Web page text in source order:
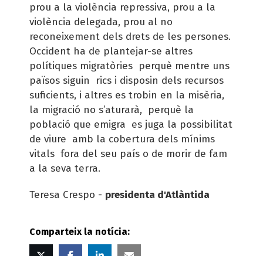
prou a la violència repressiva, prou a la
violència delegada, prou al no
reconeixement dels drets de les persones.
Occident ha de plantejar-se altres
polítiques migratòries perquè mentre uns
països siguin rics i disposin dels recursos
suficients, i altres es trobin en la misèria,
la migració no s’aturarà, perquè la
població que emigra es juga la possibilitat
de viure amb la cobertura dels mínims
vitals fora del seu país o de morir de fam
a la seva terra.
Teresa Crespo - presidenta d'Atlàntida
Comparteix la notícia: